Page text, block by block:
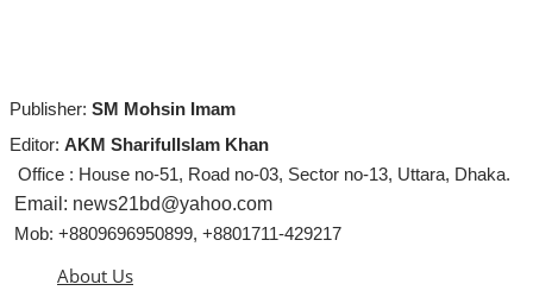
Publisher: SM Mohsin Imam
Editor: AKM SharifulIslam Khan
Office : House no-51, Road no-03, Sector no-13, Uttara, Dhaka.
Email: news21bd@yahoo.com
Mob: +8809696950899, +8801711-429217
About Us